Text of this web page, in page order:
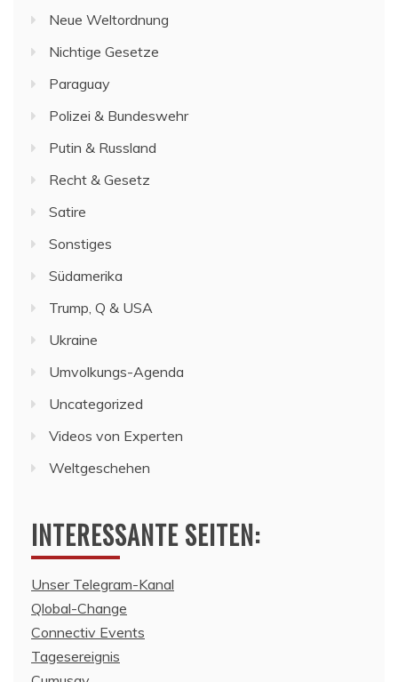
Neue Weltordnung
Nichtige Gesetze
Paraguay
Polizei & Bundeswehr
Putin & Russland
Recht & Gesetz
Satire
Sonstiges
Südamerika
Trump, Q & USA
Ukraine
Umvolkungs-Agenda
Uncategorized
Videos von Experten
Weltgeschehen
INTERESSANTE SEITEN:
Unser Telegram-Kanal
Qlobal-Change
Connectiv Events
Tagesereignis